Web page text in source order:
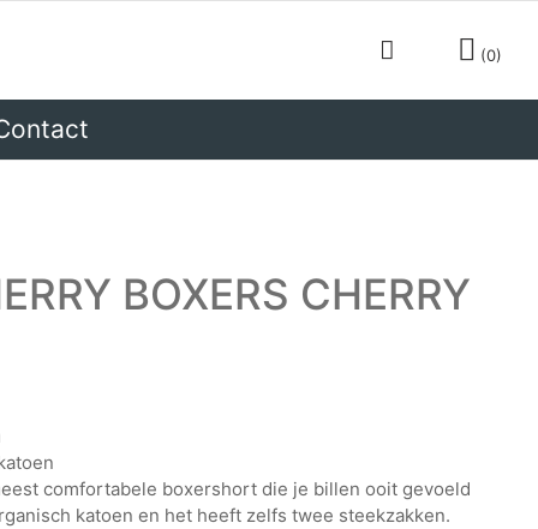
0
BOXERS CHERRY
comfortabele boxershort die je billen ooit gevoeld
katoen en het heeft zelfs twee steekzakken.